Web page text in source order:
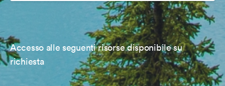
Accesso alle seguenti risorse disponibile su
richiesta